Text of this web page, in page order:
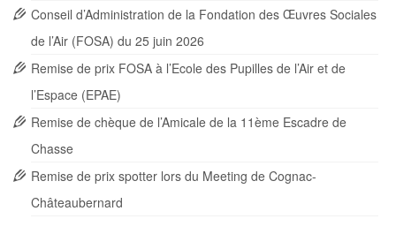
Conseil d’Administration de la Fondation des Œuvres Sociales
de l’Air (FOSA) du 25 juin 2026
Remise de prix FOSA à l’Ecole des Pupilles de l’Air et de
l’Espace (EPAE)
Remise de chèque de l’Amicale de la 11ème Escadre de
Chasse
Remise de prix spotter lors du Meeting de Cognac-
Châteaubernard